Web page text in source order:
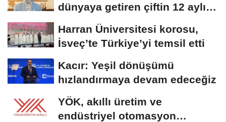
dünyaya getiren çiftin 12 aylık
taksitlerini...
Harran Üniversitesi korosu,
İsveç’te Türkiye’yi temsil etti
Kacır: Yeşil dönüşümü
hızlandırmaya devam edeceğiz
YÖK, akıllı üretim ve
endüstriyel otomasyon